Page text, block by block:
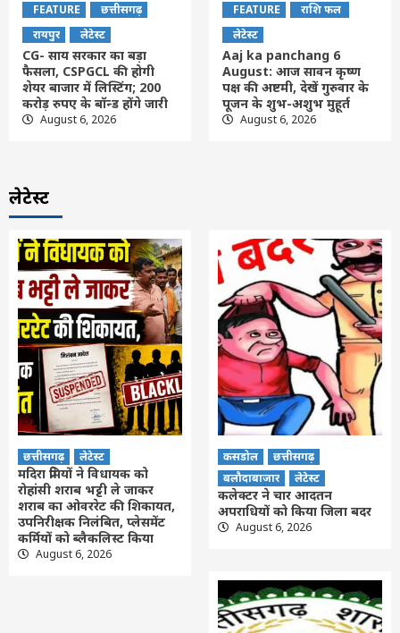
FEATURE
छत्तीसगढ़
रायपुर
लेटेस्ट
CG- साय सरकार का बड़ा
फैसला, CSPGCL की होगी
शेयर बाजार में लिस्टिंग; 200
करोड़ रुपए के बॉन्ड होंगे जारी
August 6, 2026
FEATURE
राशि फल
लेटेस्ट
Aaj ka panchang 6
August: आज सावन कृष्ण
पक्ष की अष्टमी, देखें गुरुवार के
पूजन के शुभ-अशुभ मुहूर्त
August 6, 2026
लेटेस्ट
छत्तीसगढ़ लेटेस्ट
मदिरा प्रेमियों ने विधायक को
रोहांसी शराब भट्टी ले जाकर
शराब का ओवररेट की शिकायत,
उपनिरीक्षक निलंबित, प्लेसमेंट
कर्मियों को ब्लैकलिस्ट किया
August 6, 2026
कसडोल
छत्तीसगढ़
बलौदाबाजार
लेटेस्ट
कलेक्टर ने चार आदतन
अपराधियों को किया जिला बदर
August 6, 2026